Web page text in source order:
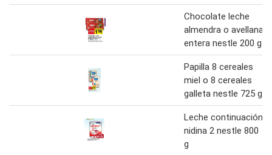
Chocolate leche
almendra o avellana
entera nestle 200 g
Papilla 8 cereales
miel o 8 cereales
galleta nestle 725 g
Leche continuación
nidina 2 nestle 800
g